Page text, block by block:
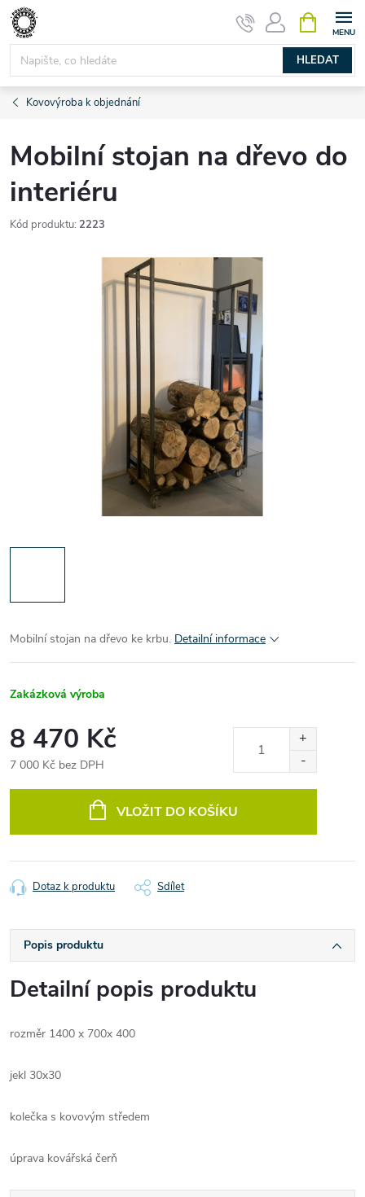
Přejít
obsah
HLEDAT
NÁKUPNÍ
KOŠÍK
Kovovýroba k objednání
Mobilní stojan na dřevo do
interiéru
Kód produktu: 2223
Mobilní stojan na dřevo ke krbu. Detailní informace
Zakázková výroba
8 470 Kč
7 000 Kč bez DPH
VLOŽIT DO KOŠÍKU
Dotaz k produktu Sdílet
Popis produktu
Detailní popis produktu
rozměr 1400 x 700x 400
jekl 30x30
kolečka s kovovým středem
úprava kovářská čerň